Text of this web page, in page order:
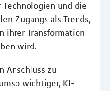
und die
Zugangs als Trends,
ihrer Transformation
wird.
Anschluss zu
wichtiger, KI-